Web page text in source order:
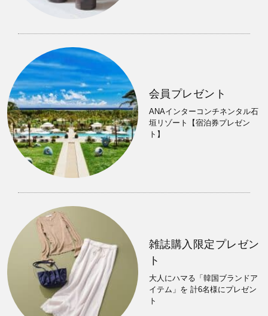
会員プレゼント
ANAインターコンチネンタル石
垣リゾート【宿泊券プレゼン
ト】
雑誌購入限定プレゼン
ト
大人にハマる「韓国ブランドア
イテム」を 計6名様にプレゼン
ト